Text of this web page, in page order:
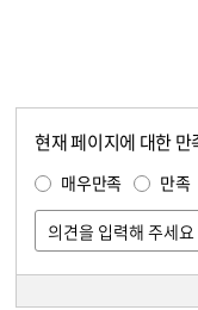
현재 페이지에 대한
매우만족 만족